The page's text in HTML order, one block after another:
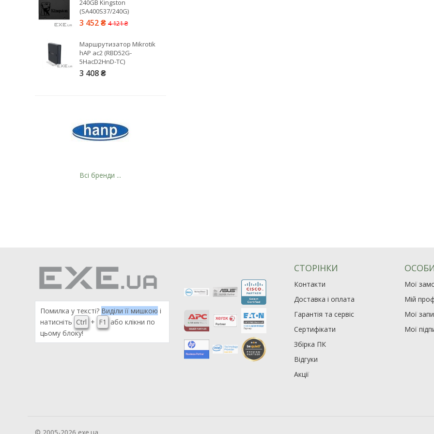
240GB Kingston
(SA400S37/240G)
3 452 ₴ 4 121 ₴
Маршрутизатор Mikrotik
hAP ac2 (RBD52G-
5HacD2HnD-TC)
3 408 ₴
Всі бренди ...
Помилка у тексті? Виділи її мишкою і
натисніть Ctrl + F1
або клікни по
цьому блоку!
СТОРІНКИ
Контакти
Доставка і оплата
Гарантія та сервіс
Сертифікати
Збірка ПК
Відгуки
Акції
Мої
Мій
Мої
Мої